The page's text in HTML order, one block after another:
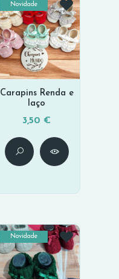
Novidade
Carapins Renda e
laço
3,50 €
Novidade